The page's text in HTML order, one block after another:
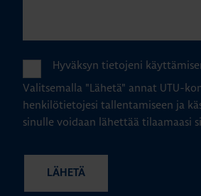
Hyväksyn tietojeni
Valitsemalla "Lähetä" annat UTU-
henkilötietojesi tallentamiseen ja
sinulle voidaan lähettää tilaamaasi